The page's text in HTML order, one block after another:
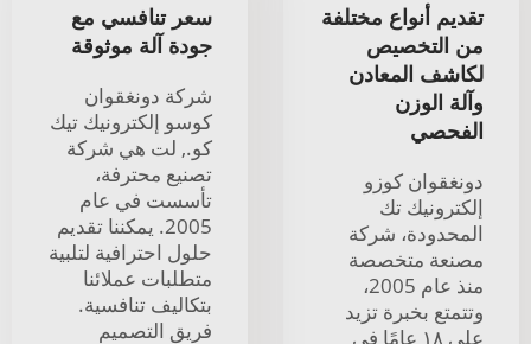
تقديم أنواع مختلفة
من التخصيص
لكاشف المعادن
وآلة الوزن
الفحصي
دونغقوان كوزو
إلكترونيك تك
المحدودة، شركة
مصنعة متخصصة
منذ عام 2005،
وتتمتع بخبرة تزيد
على ١٨ عامًا في
سعر تنافسي مع
جودة آلة موثوقة
شركة دونغقوان
كوسو إلكترونيك تيك
كو., لت هي شركة
تصنيع محترفة،
تأسست في عام
2005. يمكننا تقديم
حلول احترافية لتلبية
متطلبات عملائنا
بتكاليف تنافسية.
فريق التصميم